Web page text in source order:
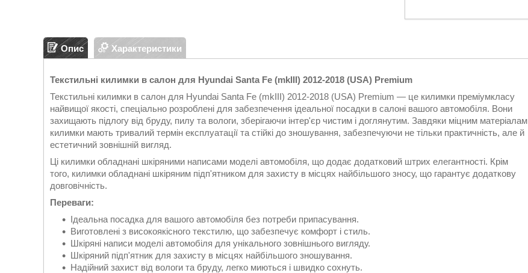
Опис Характеристики
Текстильні килимки в салон для Hyundai Santa Fe (mkIII) 2012-2018 (USA) Premium
Текстильні килимки в салон для Hyundai Santa Fe (mkIII) 2012-2018 (USA) Premium — це килимки преміумкласу
найвищої якості, спеціально розроблені для забезпечення ідеальної посадки в салоні вашого автомобіля. Вони
захищають підлогу від бруду, пилу та вологи, зберігаючи інтер'єр чистим і доглянутим. Завдяки міцним матеріалам
килимки мають тривалий термін експлуатації та стійкі до зношування, забезпечуючи не тільки практичність, але й
естетичний зовнішній вигляд.
Ці килимки обладнані шкіряними написами моделі автомобіля, що додає додатковий штрих елегантності. Крім
того, килимки обладнані шкіряним підп'ятником для захисту в місцях найбільшого зносу, що гарантує додаткову
довговічність.
Переваги:
Ідеальна посадка для вашого автомобіля без потреби припасування.
Виготовлені з високоякісного текстилю, що забезпечує комфорт і стиль.
Шкіряні написи моделі автомобіля для унікального зовнішнього вигляду.
Шкіряний підп'ятник для захисту в місцях найбільшого зношування.
Надійний захист від вологи та бруду, легко миються і швидко сохнуть.